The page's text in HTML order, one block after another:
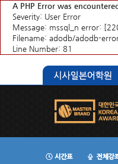
A PHP Error was encountered
Severity: User Error
Message: mssql_n error:
Filename: adodb/adodb-
Line Number: 81